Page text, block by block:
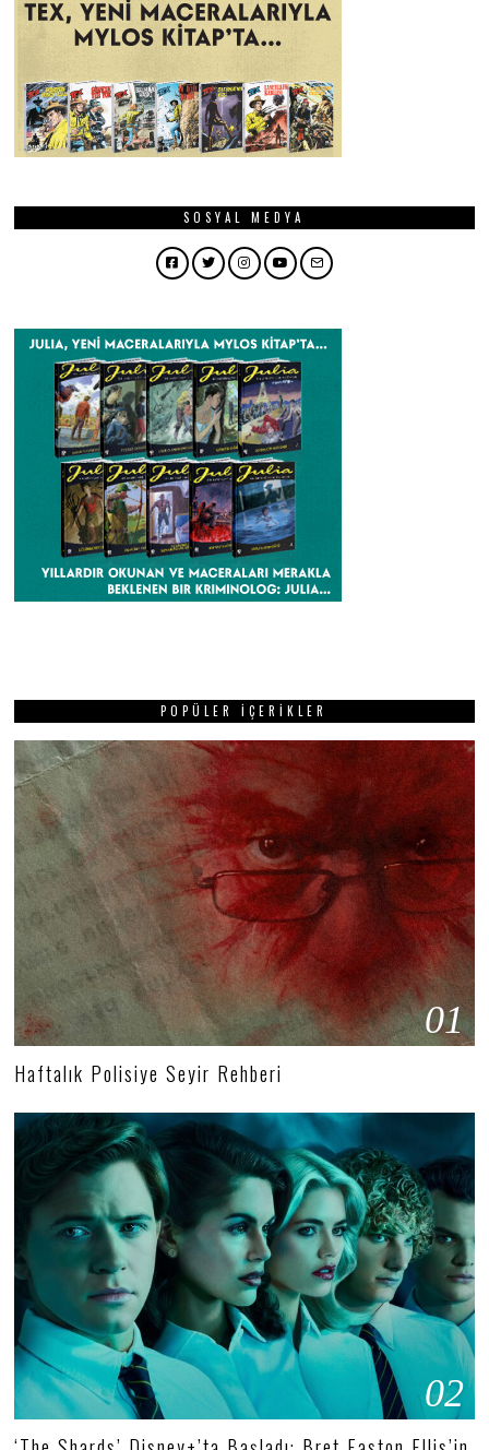
SOSYAL MEDYA
Facebook
TwitterInstagram
YouTubeEmail
POPÜLER İÇERIKLER
01
Haftalık Polisiye Seyir Rehberi
02